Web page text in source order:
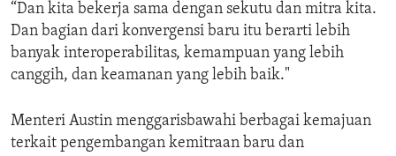
“Dan kita bekerja sama dengan sekutu dan mitra kita.
Dan bagian dari konvergensi baru itu berarti lebih
banyak interoperabilitas, kemampuan yang lebih
canggih, dan keamanan yang lebih baik."
Menteri Austin menggarisbawahi berbagai kemajuan
terkait pengembangan kemitraan baru dan